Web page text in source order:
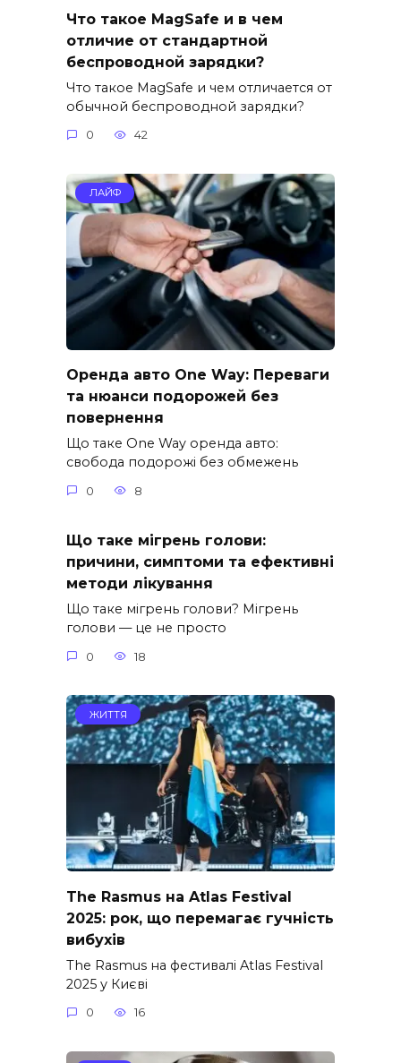
Что такое MagSafe и в чем
отличие от стандартной
беспроводной зарядки?
Что такое MagSafe и чем отличается от
обычной беспроводной зарядки?
0 42
ЛАЙФ
Оренда авто One Way: Переваги
та нюанси подорожей без
повернення
Що таке One Way оренда авто:
свобода подорожі без обмежень
0 8
Що таке мігрень голови:
причини, симптоми та ефективні
методи лікування
Що таке мігрень голови? Мігрень
голови — це не просто
0 18
ЖИТТЯ
The Rasmus на Atlas Festival
2025: рок, що перемагає гучність
вибухів
The Rasmus на фестивалі Atlas Festival
2025 у Києві
0 16